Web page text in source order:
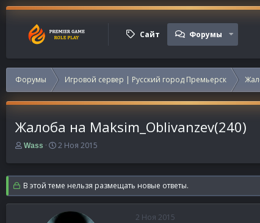
Сайт Форумы
Форумы Игровой сервер | Русский город Премьерск
Жалоба на Maksim_Oblivanzev(240)
А
т
о
р
т
Wass
Д
т
а
н
а
2 Ноя 2015
В этой теме нельзя размещать новые ответы.
2 Ноя 2015